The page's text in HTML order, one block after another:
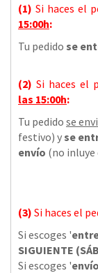
(1)Si haces el
15:00h:
Tu pedido se
(2) Si haces el
las 15:00h:
Tu pedido se
festivo) yse
envío (no inluye
(3) Si haces el
Si escoges '
SIGUIENTE
Si escoges '